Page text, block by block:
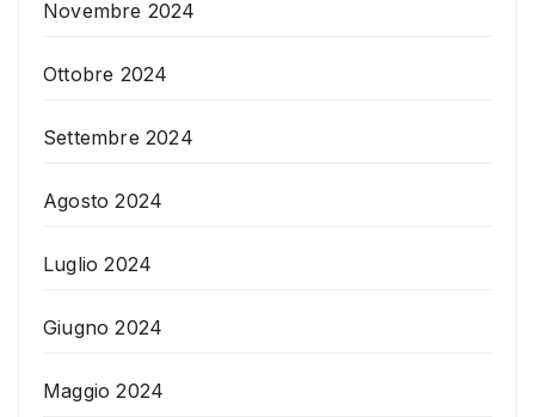
Novembre 2024
Ottobre 2024
Settembre 2024
Agosto 2024
Luglio 2024
Giugno 2024
Maggio 2024